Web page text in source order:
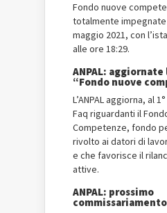
Fondo nuove
totalmente impegnate
maggio 2021, con
alle ore 18:29.
ANPAL: aggiornate
“Fondo nuove
L’ANPAL aggiorna, al
Faq riguardanti il
Competenze, fondo
rivolto ai datori di
e che favorisce il
attive.
ANPAL: prossimo